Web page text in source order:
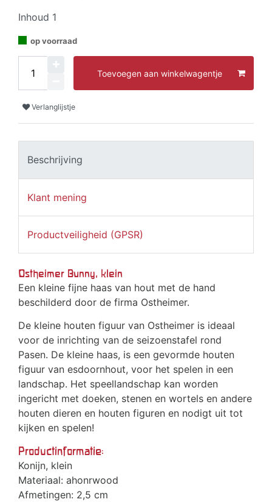
Inhoud 1
op voorraad
Toevoegen aan winkelwagentje
Verlanglijstje
Beschrijving
Klant mening
Productveiligheid (GPSR)
Ostheimer Bunny, klein
Een kleine fijne haas van hout met de hand
beschilderd door de firma Ostheimer.
De kleine houten figuur van Ostheimer is ideaal
voor de inrichting van de seizoenstafel rond
Pasen. De kleine haas, is een gevormde houten
figuur van esdoornhout, voor het spelen in een
landschap. Het speellandschap kan worden
ingericht met doeken, stenen en wortels en andere
houten dieren en houten figuren en nodigt uit tot
kijken en spelen!
Productinformatie:
Konijn, klein
Materiaal: ahonrwood
Afmetingen: 2,5 cm